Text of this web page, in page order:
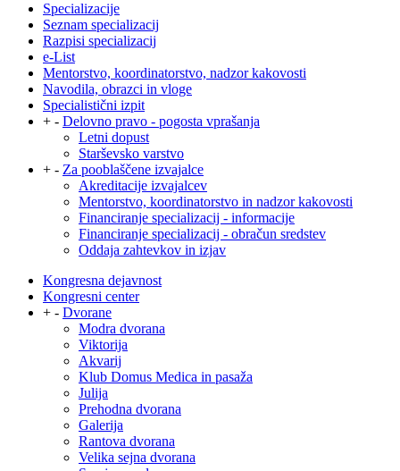
Specializacije
Seznam specializacij
Razpisi specializacij
e-List
Mentorstvo, koordinatorstvo, nadzor kakovosti
Navodila, obrazci in vloge
Specialistični izpit
+ - Delovno pravo - pogosta vprašanja
Letni dopust
Starševsko varstvo
+ - Za pooblaščene izvajalce
Akreditacije izvajalcev
Mentorstvo, koordinatorstvo in nadzor kakovosti
Financiranje specializacij - informacije
Financiranje specializacij - obračun sredstev
Oddaja zahtevkov in izjav
Kongresna dejavnost
Kongresni center
+ - Dvorane
Modra dvorana
Viktorija
Akvarij
Klub Domus Medica in pasaža
Julija
Prehodna dvorana
Galerija
Rantova dvorana
Velika sejna dvorana